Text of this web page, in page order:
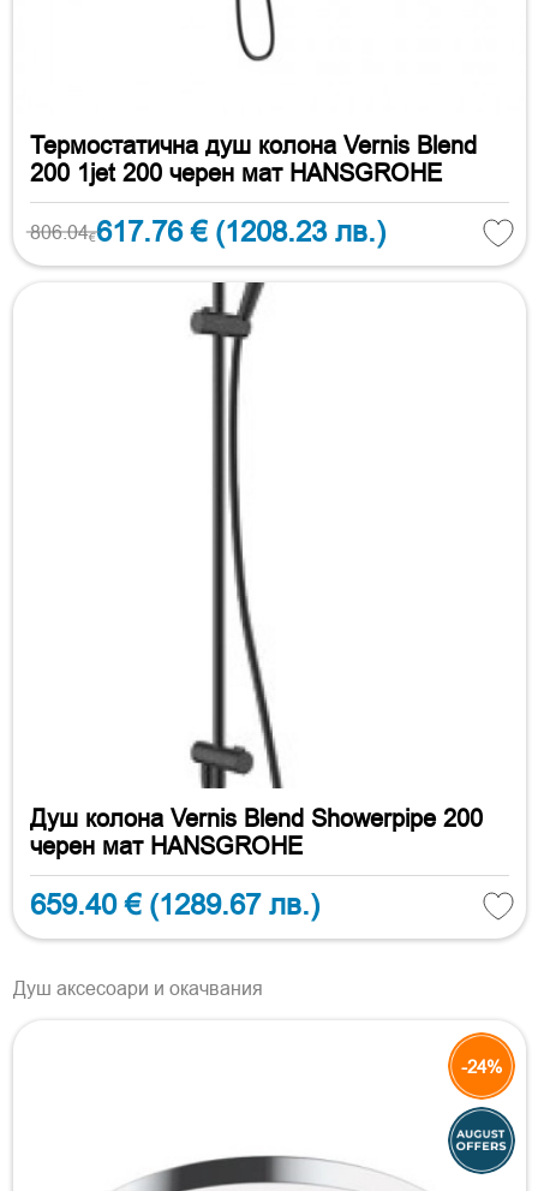
Термостатична душ колона Vernis Blend
200 1jet 200 черен мат HANSGROHE
806.04€617.76 € (1208.23 лв.)
Душ колона Vernis Blend Showerpipe 200
черен мат HANSGROHE
659.40 € (1289.67 лв.)
Душ аксесоари и окачвания
-24%